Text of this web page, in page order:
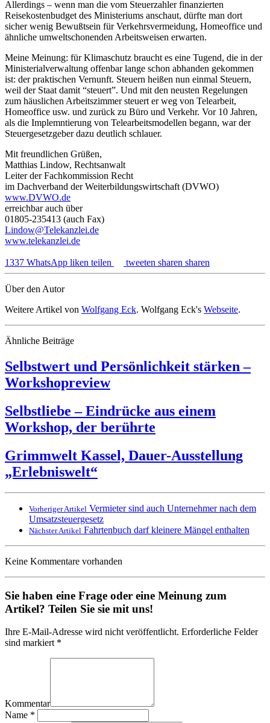
Allerdings – wenn man die vom Steuerzahler finanzierten
Reisekostenbudget des Ministeriums anschaut, dürfte man dort
sicher wenig Bewußtsein für Verkehrsvermeidung, Homeoffice und
ähnliche umweltschonenden Arbeitsweisen erwarten.
Meine Meinung: für Klimaschutz braucht es eine Tugend, die in der
Ministerialverwaltung offenbar lange schon abhanden gekommen
ist: der praktischen Vernunft. Steuern heißen nun einmal Steuern,
weil der Staat damit “steuert”. Und mit den neusten Regelungen
zum häuslichen Arbeitszimmer steuert er weg von Telearbeit,
Homeoffice usw. und zurück zu Büro und Verkehr. Vor 10 Jahren,
als die Implemntierung von Telearbeitsmodellen begann, war der
Steuergesetzgeber dazu deutlich schlauer.
Mit freundlichen Grüßen,
Matthias Lindow, Rechtsanwalt
Leiter der Fachkommission Recht
im Dachverband der Weiterbildungswirtschaft (DVWO)
www.DVWO.de
erreichbar auch über
01805-235413 (auch Fax)
Lindow@Telekanzlei.de
www.telekanzlei.de
1337 WhatsApp liken teilen tweeten sharen sharen
Über den Autor
Weitere Artikel von Wolfgang Eck. Wolfgang Eck's Webseite.
Ähnliche Beiträge
Selbstwert und Persönlichkeit stärken –
Workshopreview
Selbstliebe – Eindrücke aus einem
Workshop, der berührte
Grimmwelt Kassel, Dauer-Ausstellung
„Erlebniswelt“
Vorheriger Artikel Vermieter sind auch Unternehmer nach dem
Umsatzsteuergesetz
Nächster Artikel Fahrtenbuch darf kleinere Mängel enthalten
Keine Kommentare vorhanden
Sie haben eine Frage oder eine Meinung zum
Artikel? Teilen Sie sie mit uns!
Ihre E-Mail-Adresse wird nicht veröffentlicht. Erforderliche Felder
sind markiert *
Kommentar
Name *